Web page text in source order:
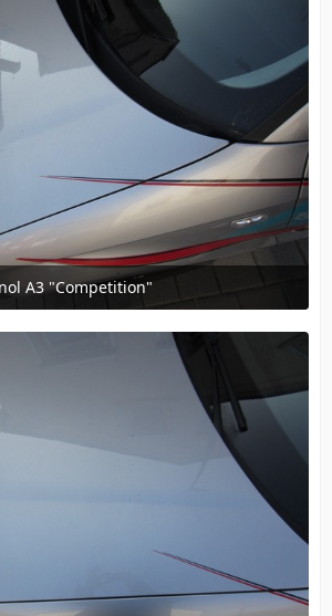
A3 "Competition"
2016 um 16:57